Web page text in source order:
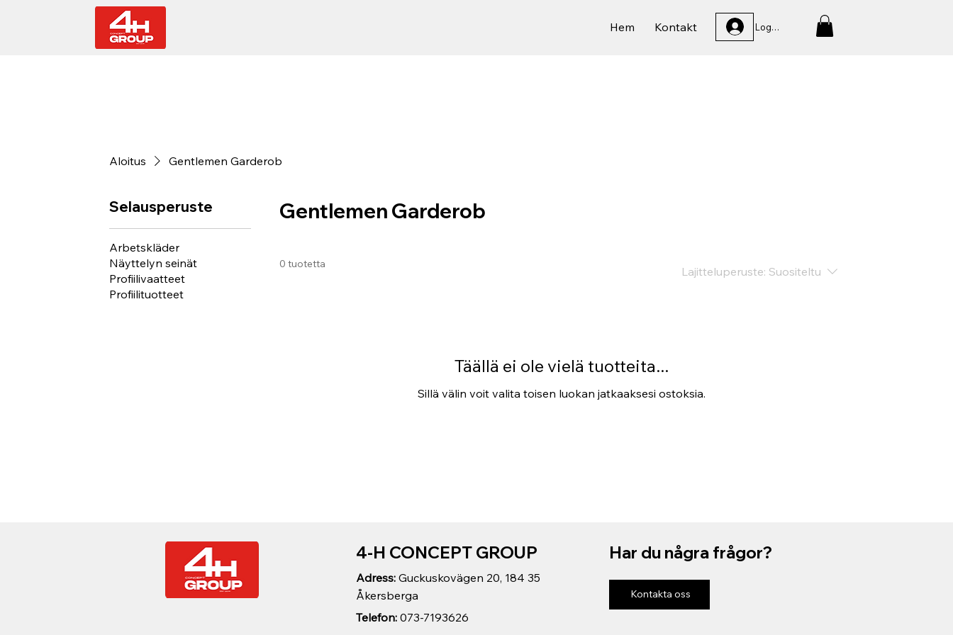
Hem Kontakt Logga In
Aloitus Gentlemen Garderob
Selausperuste
Arbetskläder
Näyttelyn seinät
Profiilivaatteet
Profiilituotteet
Gentlemen Garderob
0 tuotetta
Lajitteluperuste: Suositeltu
Täällä ei ole vielä tuotteita...
Sillä välin voit valita toisen luokan jatkaaksesi ostoksia.
Telefon:073-7193626
Adress: Guckuskovägen 20, 184 35
Åkersberga
4-H CONCEPT GROUP Har du några frågor?
Kontakta oss